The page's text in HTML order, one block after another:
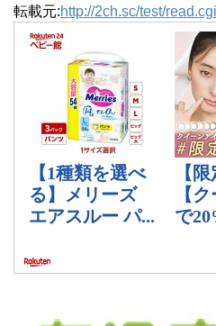
転載元:http://2ch.sc/test/